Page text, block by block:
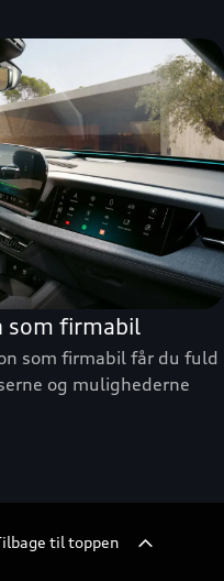
som firmabil
som firmabil får du fuld
og mulighederne
til toppen